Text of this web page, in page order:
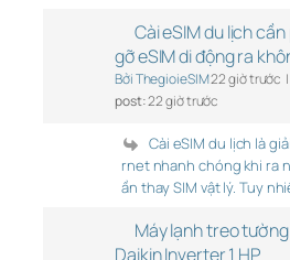
Cài eSIM du lịch cần
gỡ eSIM di động ra
Bởi ThegioieSIM22 giờ trước |
post:22 giờ trước
Cài eSIM du lịch là
rnet nhanh chóng khi ra
ần thay SIM vật lý. Tuy
Máy lạnh treo tường
Daikin Inverter 1 HP